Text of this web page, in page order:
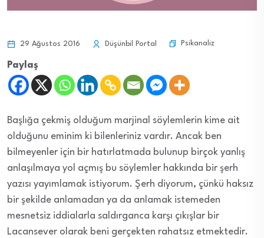
29 Ağustos 2016 Düşünbil Portal Psikanaliz
Paylaş
Başlığa çekmiş olduğum marjinal söylemlerin kime ait
olduğunu eminim ki bilenleriniz vardır. Ancak ben
bilmeyenler için bir hatırlatmada bulunup birçok yanlış
anlaşılmaya yol açmış bu söylemler hakkında bir şerh
yazısı yayımlamak istiyorum. Şerh diyorum, çünkü haksız
bir şekilde anlamadan ya da anlamak istemeden
mesnetsiz iddialarla saldırganca karşı çıkışlar bir
Lacansever olarak beni gerçekten rahatsız etmektedir.